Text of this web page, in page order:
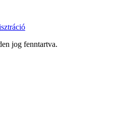
jog fenntartva.